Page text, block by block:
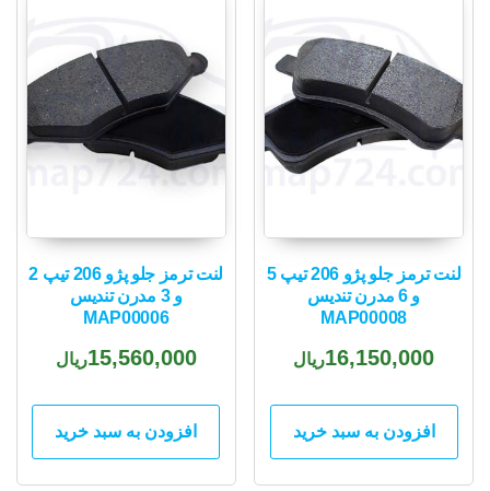
لنت ترمز جلو پژو 206 تیپ 5
و 6 مدرن تندیس
MAP00008
16,150,000ریال
افزودن به سبد خرید
لنت ترمز جلو پژو 206 تیپ 2
و 3 مدرن تندیس
MAP00006
15,560,000ریال
افزودن به سبد خرید